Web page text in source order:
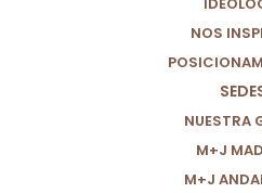
NOS
NUESTRA
M+J
M+J
BALANCE